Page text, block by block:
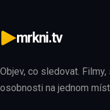
mrkni.tv
Objev, co sledovat.
osobnosti na jednom